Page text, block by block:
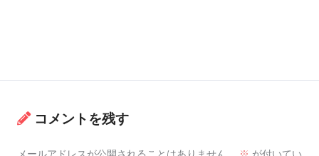
コメントを残す